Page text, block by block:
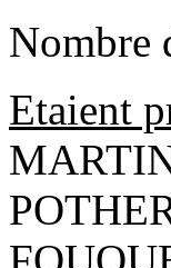
Nombre
Etaient